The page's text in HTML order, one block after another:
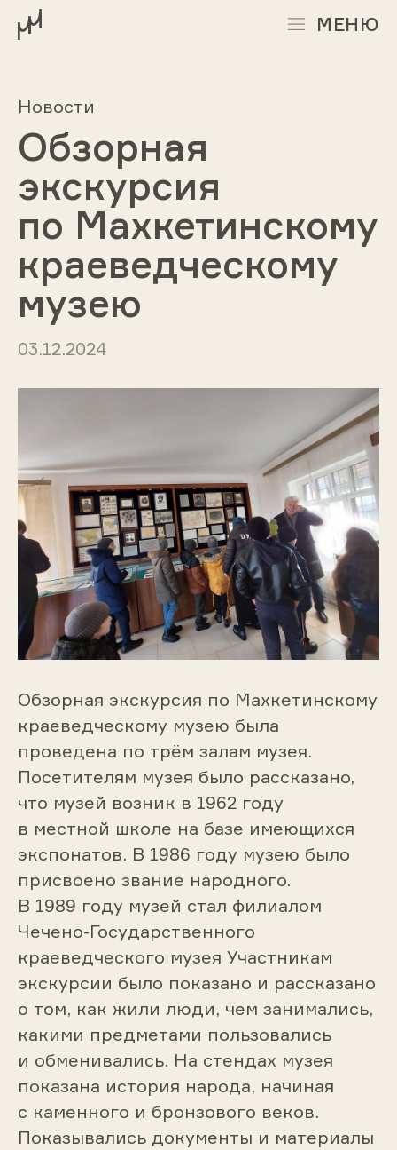
МЕНЮ
Новости
Обзорная
экскурсия
по Махкетинскому
краеведческому
музею
03.12.2024
Обзорная экскурсия по Махкетинскому
краеведческому музею была
проведена по трём залам музея.
Посетителям музея было рассказано,
что музей возник в 1962 году
в местной школе на базе имеющихся
экспонатов. В 1986 году музею было
присвоено звание народного.
В 1989 году музей стал филиалом
Чечено-Государственного
краеведческого музея Участникам
экскурсии было показано и рассказано
о том, как жили люди, чем занимались,
какими предметами пользовались
и обменивались. На стендах музея
показана история народа, начиная
с каменного и бронзового веков.
Показывались документы и материалы